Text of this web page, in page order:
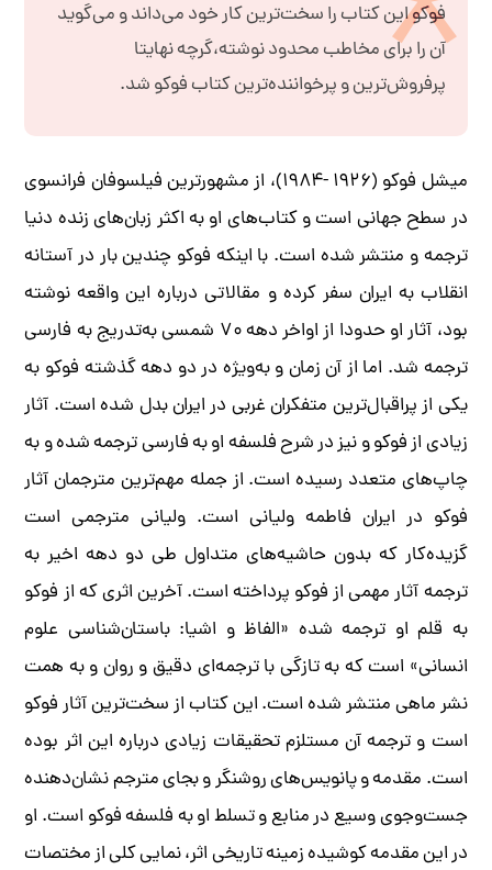
فوکو این کتاب را سخت‌ترین کار خود می‌داند و می‌گوید
آن را برای مخاطب محدود نوشته،گرچه نهایتا
پرفروش‌ترین و پرخواننده‌ترین کتاب فوکو شد.
میشل فوکو (۱۹۲۶ -۱۹۸۴)، از مشهورترین فیلسوفان فرانسوی
در سطح جهانی است و کتاب‌های او به اکثر زبان‌های زنده دنیا
ترجمه و منتشر شده است. با اینکه فوکو چندین بار در آستانه
انقلاب به ایران سفر کرده و مقالاتی درباره این واقعه نوشته
بود، آثار او حدودا از اواخر دهه ۷۰ شمسی به‌تدریج به فارسی
ترجمه شد. اما از آن زمان و به‌ویژه در دو دهه گذشته فوکو به
یکی از پراقبال‌ترین متفکران غربی در ایران بدل شده است. آثار
زیادی از فوکو و نیز در شرح فلسفه او به فارسی ترجمه شده و به
چاپ‌های متعدد رسیده است. از جمله مهم‌ترین مترجمان آثار
فوکو در ایران فاطمه ولیانی است. ولیانی مترجمی است
گزیده‌کار که بدون حاشیه‌های متداول طی دو دهه اخیر به
ترجمه آثار مهمی از فوکو پرداخته است. آخرین اثری که از فوکو
به قلم او ترجمه شده «الفاظ و اشیا: باستان‌شناسی علوم
انسانی» است که به تازگی با ترجمه‌ای دقیق و روان و به همت
نشر ماهی منتشر شده است. این کتاب از سخت‌ترین آثار فوکو
است و ترجمه آن مستلزم تحقیقات زیادی درباره این اثر بوده
است. مقدمه و پانویس‌های روشنگر و بجای مترجم نشان‌دهنده
جست‌وجوی وسیع در منابع و تسلط او به فلسفه فوکو است. او
در این مقدمه کوشیده زمینه تاریخی اثر، نمایی کلی از مختصات